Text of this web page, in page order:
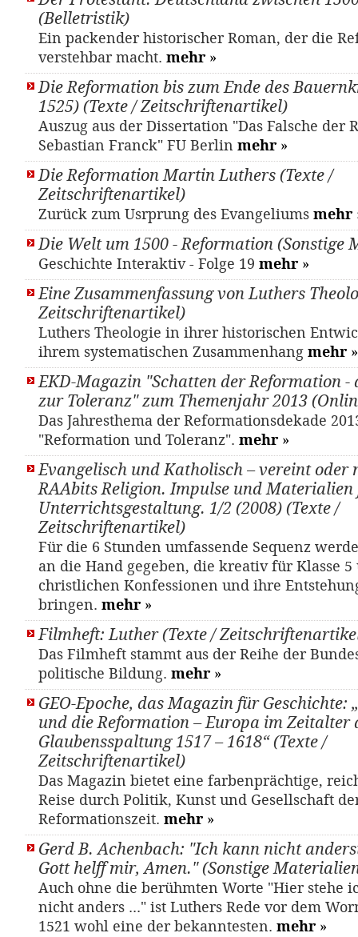
(Belletristik)
Ein packender historischer Roman, der die
verstehbar macht. mehr »
Die Reformation bis zum Ende des
1525) (Texte / Zeitschriftenartikel)
Auszug aus der Dissertation "Das Falsche der
Sebastian Franck" FU Berlin mehr »
Die Reformation Martin Luthers (Texte /
Zeitschriftenartikel)
Zurück zum Usrprung des Evangeliums mehr
Die Welt um 1500 - Reformation (Sonstige
Geschichte Interaktiv - Folge 19 mehr »
Eine Zusammenfassung von Luthers
Zeitschriftenartikel)
Luthers Theologie in ihrer historischen
ihrem systematischen Zusammenhang mehr »
EKD-Magazin "Schatten der Reformation -
zur Toleranz" zum Themenjahr 2013
Das Jahresthema der Reformationsdekade
"Reformation und Toleranz". mehr »
Evangelisch und Katholisch – vereint oder
RAAbits Religion. Impulse und
Unterrichtsgestaltung. 1/2 (2008) (Texte /
Zeitschriftenartikel)
Für die 6 Stunden umfassende Sequenz
an die Hand gegeben, die kreativ für Klasse 5
christlichen Konfessionen und ihre
bringen. mehr »
Filmheft: Luther (Texte /
Das Filmheft stammt aus der Reihe der
politische Bildung. mehr »
GEO-Epoche, das Magazin für
und die Reformation – Europa im Zeitalter
Glaubensspaltung 1517 – 1618“ (Texte /
Zeitschriftenartikel)
Das Magazin bietet eine farbenprächtige,
Reise durch Politik, Kunst und Gesellschaft
Reformationszeit. mehr »
Gerd B. Achenbach: "Ich kann nicht
Gott helff mir, Amen." (Sonstige
Auch ohne die berühmten Worte "Hier stehe
nicht anders ..." ist Luthers Rede vor dem
1521 wohl eine der bekanntesten. mehr »